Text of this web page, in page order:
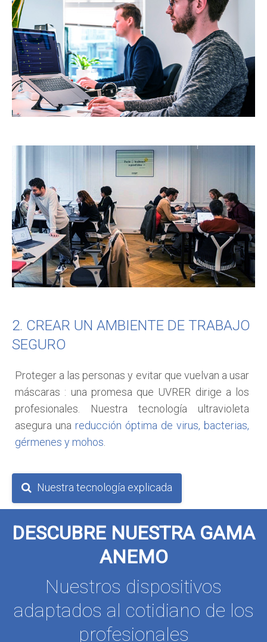
2. CREAR UN AMBIENTE DE TRABAJO
SEGURO
Proteger a las personas y evitar que vuelvan a usar
máscaras : una promesa que UVRER dirige a los
profesionales. Nuestra tecnología ultravioleta
asegura una reducción óptima de virus, bacterias,
gérmenes y mohos
Nuestra tecnología explicada
DESCUBRE NUESTRA GAMA
ANEMO
Nuestros dispositivos
adaptados al cotidiano de los
profesionales